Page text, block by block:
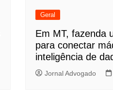
Geral
Em MT, fazenda
para conectar
inteligência de
Jornal Advogado